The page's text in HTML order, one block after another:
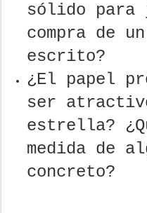
sólido
compra de
escrito?
¿El papel
ser
estrella?
medida de
concreto?